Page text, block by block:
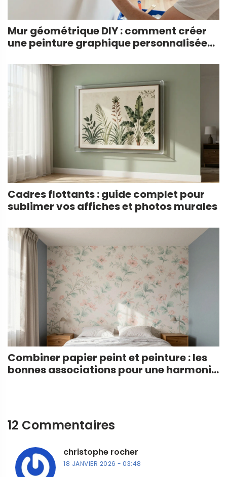
Mur géométrique DIY : comment créer
une peinture graphique personnalisée
Cadres flottants : guide complet pour
sublimer vos affiches et photos murales
Combiner papier peint et peinture : les
bonnes associations pour une harmonie
12 Commentaires
christophe rocher
18 JANVIER 2026 03:48